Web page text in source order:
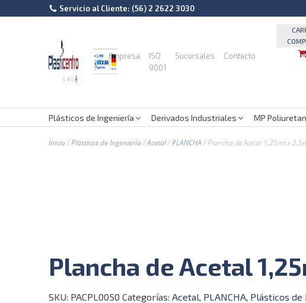
Servicio al Cliente: (56) 2 2622 3030
Empresa
ISO
9001
Sucursales Contacto
Plásticos de Ingeniería Derivados Industriales MP
Inicio/Plásticos de Ingeniería/Acetal/PLANCHA/ Plancha de Acetal 1,25mt x
Plancha de Acetal
SKU: PACPL0050 Categorías: Acetal, PLANCHA, Plásticos de